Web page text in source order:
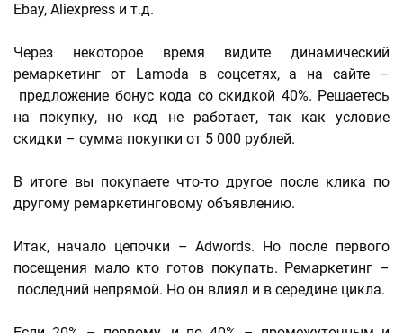
Ebay, Aliexpress и т.д.
Через некоторое время видите динамический
ремаркетинг от Lamoda в соцсетях, а на сайте –
предложение бонус кода со скидкой 40%. Решаетесь
на покупку, но код не работает, так как условие
скидки – сумма покупки от 5 000 рублей.
В итоге вы покупаете что-то другое после клика по
другому ремаркетинговому объявлению.
Итак, начало цепочки – Adwords. Но после первого
посещения мало кто готов покупать. Ремаркетинг –
последний непрямой. Но он влиял и в середине цикла.